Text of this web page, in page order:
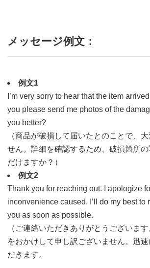
メッセージ例文：
例文1
I’m very sorry to hear that the item
you please send me photos of the
you better?
（商品が破損して届いたとのことで、
せん。詳細を確認するため、破損箇所
だけますか？）
例文2
Thank you for reaching out. I apologize
inconvenience caused. I’ll do my best to
you as soon as possible.
（ご連絡いただきありがとうございま
をおかけして申し訳ございません。迅
だきます。